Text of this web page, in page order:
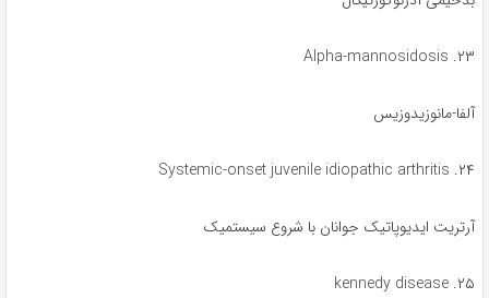
۲۳. Alpha-mannosidosis
آلفا-مانوزیدوزیس
۲۴. Systemic-onset juvenile idiopathic arthritis
آرتریت ایدیوپاتیک جوانان با شروع سیستمیک
۲۵. kennedy disease